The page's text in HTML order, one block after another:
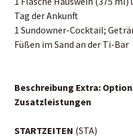
Tag der Ankunft
1 Sundowner-Cocktail;
Füßen im Sand an der Ti-Bar
Beschreibung Extra:
Zusatzleistungen
STARTZEITEN (STA)